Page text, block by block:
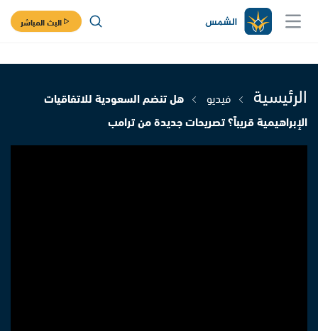
البث المباشر
الرئيسية فيديو
هل تنضم السعودية للاتفاقيات
الإبراهيمية قريباً؟ تصريحات جديدة من ترامب